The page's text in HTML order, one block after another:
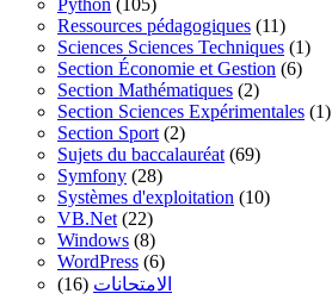
Python (105)
Ressources pédagogiques (11)
Sciences Sciences Techniques (1)
Section Économie et Gestion (6)
Section Mathématiques (2)
Section Sciences Expérimentales (1)
Section Sport (2)
Sujets du baccalauréat (69)
Symfony (28)
Systèmes d'exploitation (10)
VB.Net (22)
Windows (8)
WordPress (6)
الامتحانات (16)